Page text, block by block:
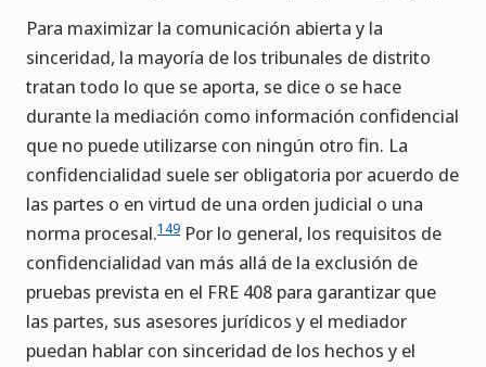
Para maximizar la comunicación abierta y la
sinceridad, la mayoría de los tribunales de distrito
tratan todo lo que se aporta, se dice o se hace
durante la mediación como información confidencial
que no puede utilizarse con ningún otro fin. La
confidencialidad suele ser obligatoria por acuerdo de
las partes o en virtud de una orden judicial o una
norma procesal.149 Por lo general, los requisitos de
confidencialidad van más allá de la exclusión de
pruebas prevista en el FRE 408 para garantizar que
las partes, sus asesores jurídicos y el mediador
puedan hablar con sinceridad de los hechos y el